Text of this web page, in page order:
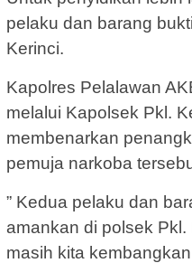
pelaku dan barang
Kerinci.
Kapolres Pelalawan
melalui Kapolsek Pkl.
membenarkan
pemuja narkoba
” Kedua pelaku dan
amankan di polsek
masih kita